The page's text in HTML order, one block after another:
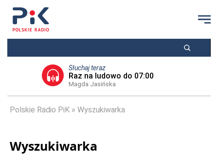
Słuchaj teraz
Raz na ludowo do 07:00
Magda Jasińska
Polskie Radio PiK Wyszukiwarka
Wyszukiwarka